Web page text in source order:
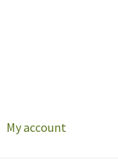
My account